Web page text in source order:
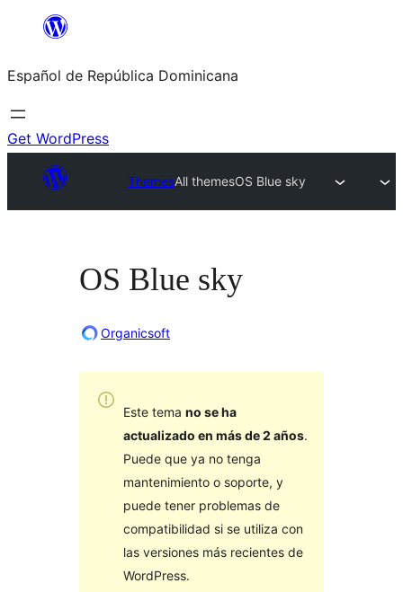
Saltar
contenido
Español de República Dominicana
Get WordPress
ThemesAll themesOS Blue sky
OS Blue sky
Organicsoft
Este tema no se ha
actualizado en más de 2 años.
Puede que ya no tenga
mantenimiento o soporte, y
puede tener problemas de
compatibilidad si se utiliza con
las versiones más recientes de
WordPress.